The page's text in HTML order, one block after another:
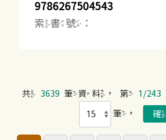
9786267504543
索書號：
共 3639 筆資料，第 1/243
筆，